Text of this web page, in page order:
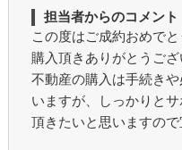
担当者からのコメント
この度はご成約おめで
購入頂きありがとうござ
不動産の購入は手続き
いますが、しっかりと
頂きたいと思いますので